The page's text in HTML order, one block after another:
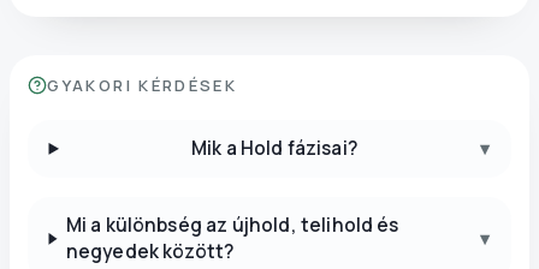
GYAKORI KÉRDÉSEK
Mik a Hold fázisai? ▾
Mi a különbség az újhold, telihold és
negyedek között?
▾